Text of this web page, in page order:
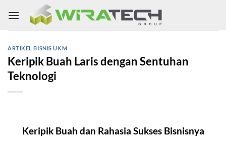
ARTIKEL BISNIS UKM
Keripik Buah Laris dengan Sentuhan
Teknologi
Keripik Buah dan Rahasia Sukses Bisnisnya